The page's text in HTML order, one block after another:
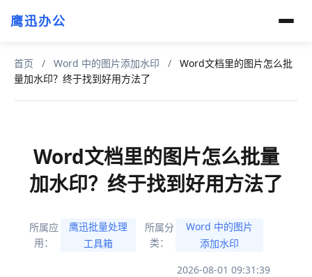
鹰迅办公
首页 / Word 中的图片添加水印 /
Word文档里的图片怎么批
量加水印？终于找到好用方法了
Word文档里的图片怎么批量
加水印？终于找到好用方法了
所属应
用：
鹰迅批量处理
工具箱
所属分
类：
Word 中的图片
添加水印
2026-08-01 09:31:39